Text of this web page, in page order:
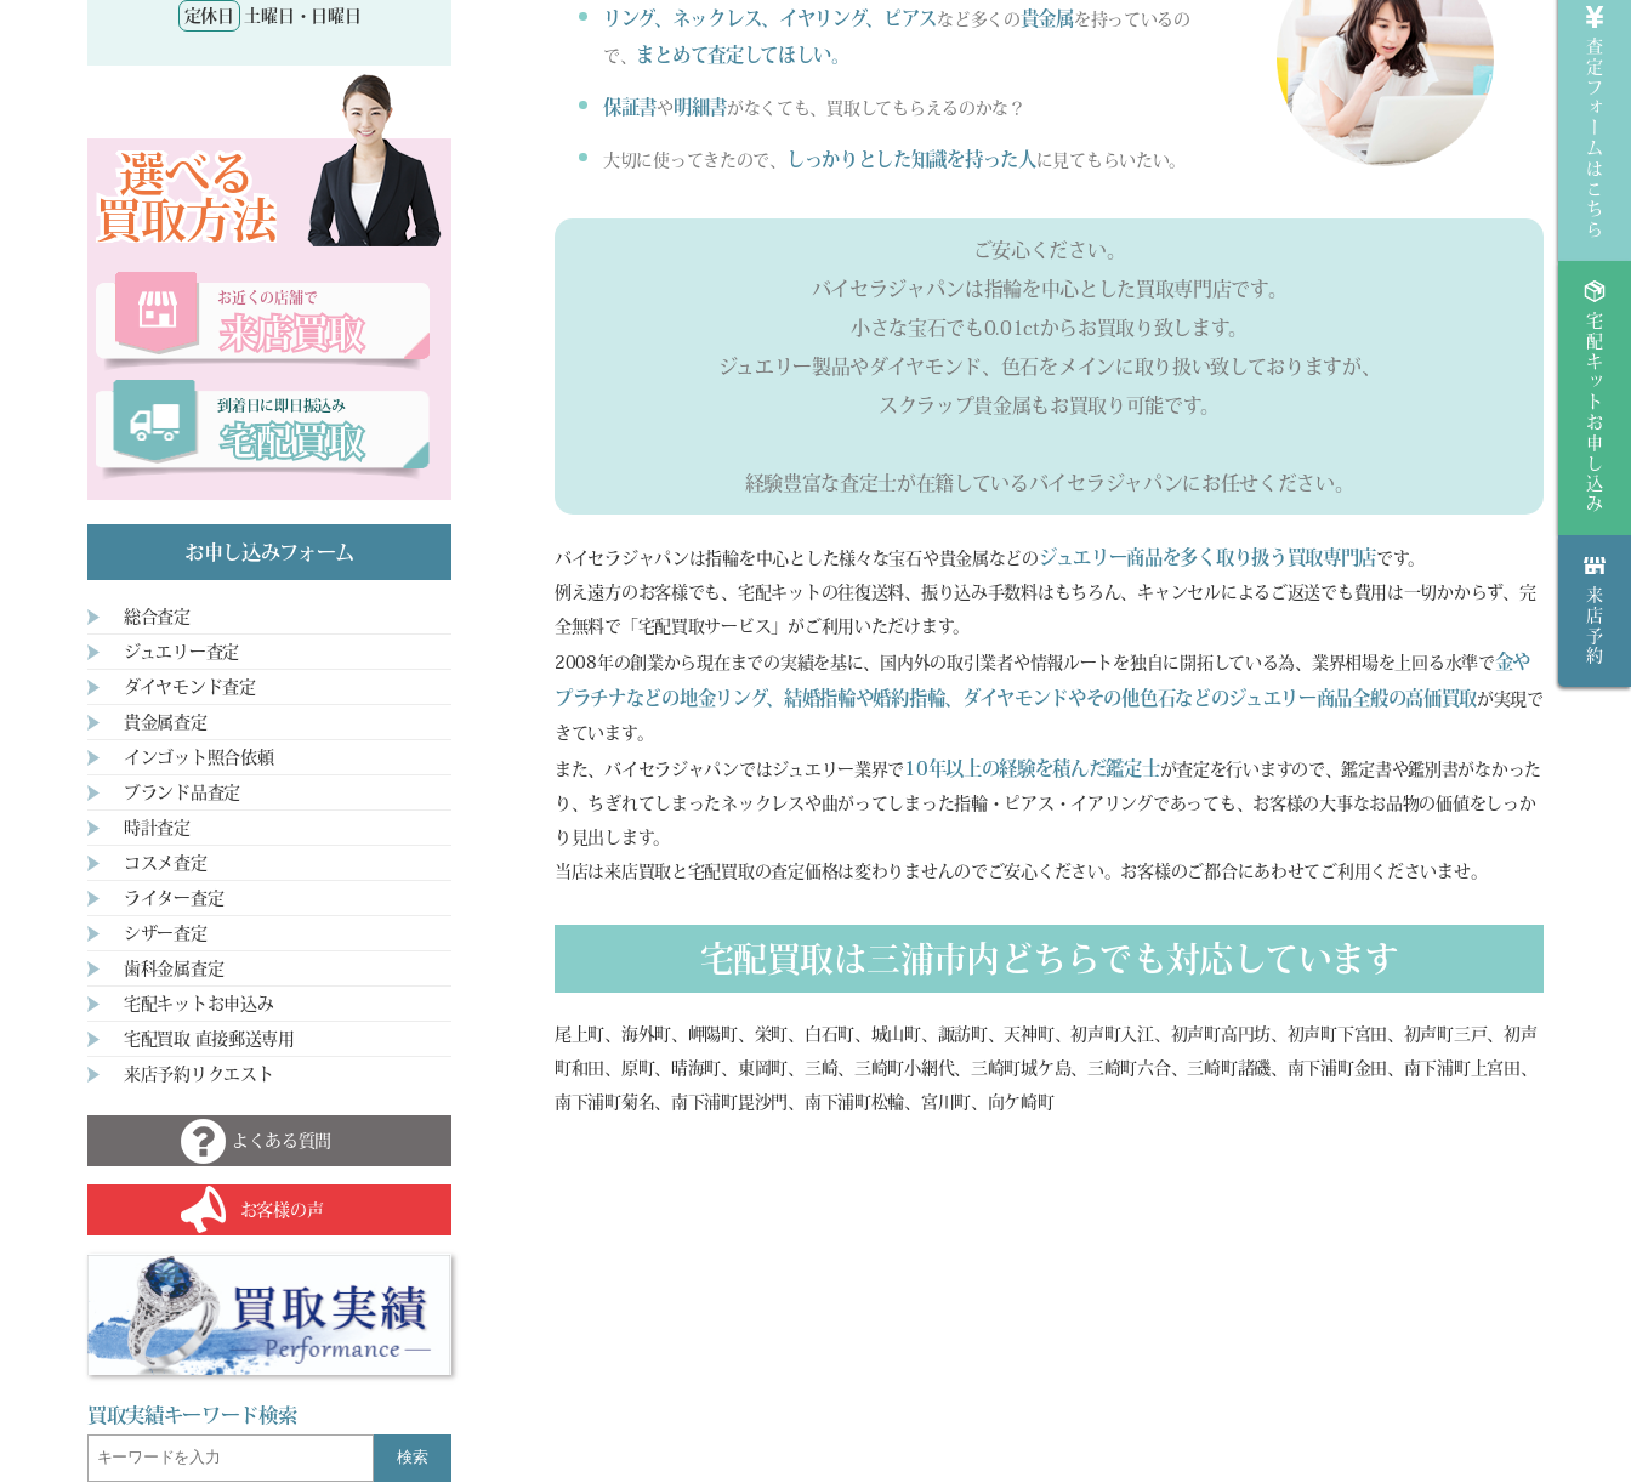
リング、ネックレス、イヤリング、ピアスなど多くの貴金属を持っているの
で、 まとめて査定してほしい。
保証書や 明細書がなくても、買取してもらえるのかな？
大切に使ってきたので、 しっかりとした知識を持った人 に見てもらいたい。
ご安心ください。
バイセラジャパンは指輪を中心とした買取専門店です。
小さな宝石でも0.01ctからお買取り致します。
ジュエリー製品やダイヤモンド、色石をメインに取り扱い致しておりますが、
スクラップ貴金属もお買取り可能です。
経験豊富な査定士が在籍しているバイセラジャパンにお任せください。
バイセラジャパンは指輪を中心とした様々な宝石や貴金属などの ジュエリー商品を多く取り扱う買取専門店です。
例え遠方のお客様でも、宅配キットの往復送料、振り込み手数料はもちろん、キャンセルによるご返送でも費用は一切かからず、完
全無料で「宅配買取サービス」がご利用いただけます。
2008年の創業から現在までの実績を基に、国内外の取引業者や情報ルートを独自に開拓している為、業界相場を上回る水準で金や
プラチナなどの地金リング、結婚指輪や婚約指輪、ダイヤモンドやその他色石などのジュエリー商品全般の高価買取が実現で
きています。
また、バイセラジャパンではジュエリー業界で 10年以上の経験を積んだ鑑定士が査定を行いますので、鑑定書や鑑別書がなかった
り、ちぎれてしまったネックレスや曲がってしまった指輪・ピアス・イアリングであっても、お客様の大事なお品物の価値をしっか
り見出します。
当店は来店買取と宅配買取の査定価格は変わりませんのでご安心ください。お客様のご都合にあわせてご利用くださいませ。
宅配買取は三浦市内どちらでも対応しています
尾上町、海外町、岬陽町、栄町、白石町、城山町、諏訪町、天神町、初声町入江、初声町高円坊、初声町下宮田、初声町三戸、初声
町和田、原町、晴海町、東岡町、三崎、三崎町小網代、三崎町城ケ島、三崎町六合、三崎町諸磯、南下浦町金田、南下浦町上宮田、
南下浦町菊名、南下浦町毘沙門、南下浦町松輪、宮川町、向ケ崎町
定休日 土曜日・日曜日
選べる
買取方法
お近くの店舗で
来店買取
到着日に即日振込み
宅配買取
お申し込みフォーム
総合査定
ジュエリー査定
ダイヤモンド査定
貴金属査定
インゴット照合依頼
ブランド品査定
時計査定
コスメ査定
ライター査定
シザー査定
歯科金属査定
宅配キットお申込み
宅配買取 直接郵送専用
来店予約リクエスト
よくある質問
お客様の声
買取実績キーワード検索
検索
査定フォームはこちら
宅配キットお申し込み
来店予約